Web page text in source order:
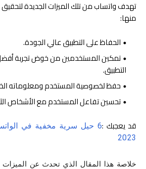
تهدف واتساب من تلك الميزات الجديدة
منها:
الحفاظ على التطبيق عالي الجودة.
تمكين المستخدمين من خوض تجربة أفضل
التطبيق.
حفظ لخصوصية المستخدم ومعلوماته
تحسين تفاعل المستخدم مع الأشخاص
قد يعجبك :
6 حيل سرية مخفية في
2023
خلاصة هذا المقال الذي تحدث عن الميزات